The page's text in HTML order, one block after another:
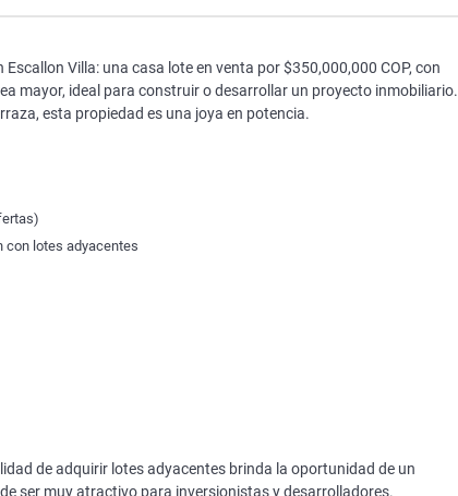
Villa: una casa lote en venta por $350,000,000 COP, con
mayor, ideal para construir o desarrollar un proyecto inmobiliario.
esta propiedad es una joya en potencia.
con lotes adyacentes
de adquirir lotes adyacentes brinda la oportunidad de un
ser muy atractivo para inversionistas y desarrolladores.